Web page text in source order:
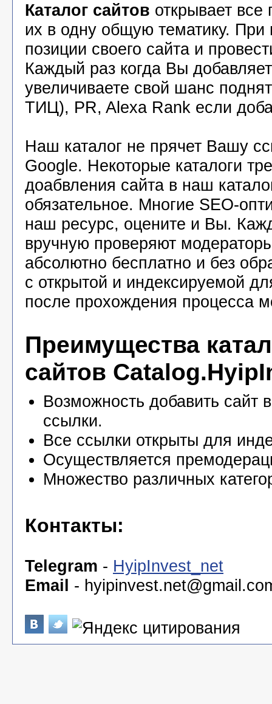
Каталог сайтов открывает все
их в одну общую тематику.
позиции своего сайта и
Каждый раз когда Вы
увеличиваете свой шанс
ТИЦ), PR, Alexa Rank если
Наш каталог не прячет Вашу
Google. Некоторые каталоги
доабвления сайта в наш
обязательное. Многие SEO-
наш ресурс, оцените и Вы.
вручную проверяют
абсолютно бесплатно и без
с открытой и индексируемой
после прохождения процесса
Преимущества
сайтов
Возможность добавить сайт
ссылки.
Все ссылки открыты для
Осуществляется
Множество различных
Контакты:
Telegram - HyipInvest_net
Email -